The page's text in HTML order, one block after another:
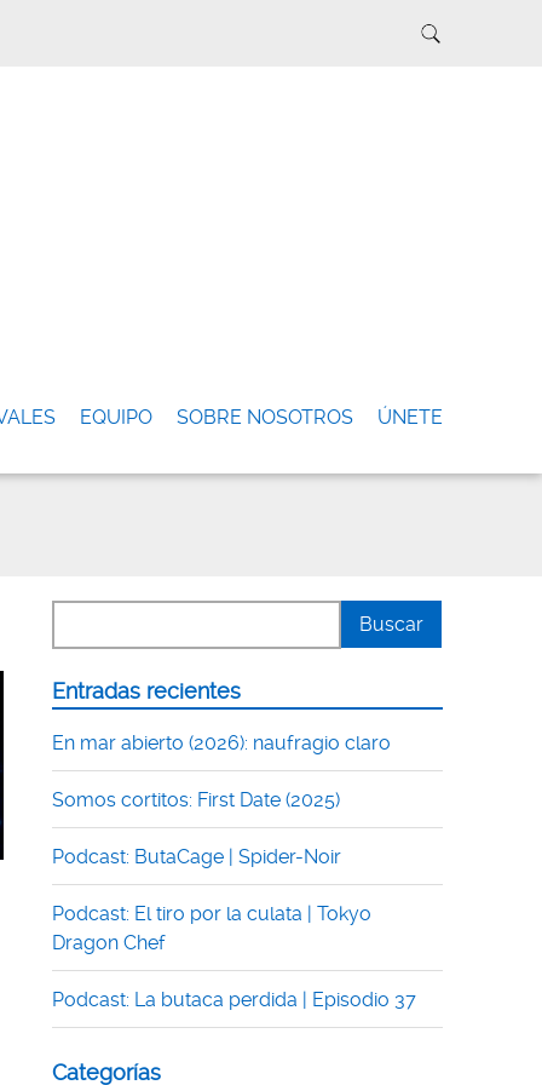
EQUIPO SOBRE NOSOTROS ÚNETE
Entradas recientes
En mar abierto (2026): naufragio claro
Somos cortitos: First Date (2025)
Podcast: ButaCage | Spider-Noir
Podcast: El tiro por la culata | Tokyo
Dragon Chef
Podcast: La butaca perdida | Episodio 37
Categorías